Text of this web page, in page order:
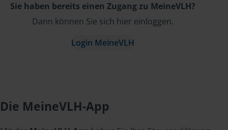
Sie haben bereits einen Zugang zu MeineVLH?
Dann können Sie sich hier einloggen.
Login MeineVLH
Die MeineVLH-App